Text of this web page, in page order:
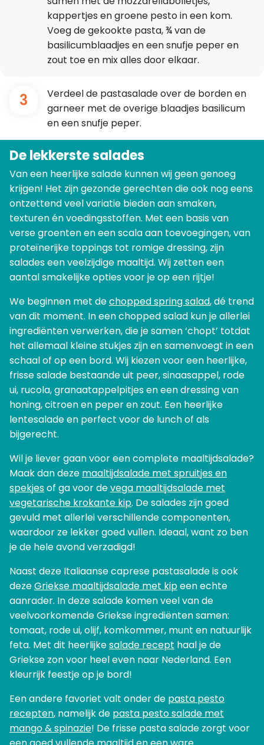
kappertjes en groene pesto in een kom.
Voeg de gekookte pasta, ¾ van de
basilicumblaadjes en een snufje peper en
zout toe en mix alles door elkaar.
3
Verdeel de pastasalade over de borden en
garneer met de overige blaadjes basilicum
en een snufje peper.
De lekkerste salades
Van een heerlijke salade kunnen wij geen genoeg
krijgen! Het zijn gezonde gerechten die ook nog eens
ontzettend veel variatie bieden aan smaken,
texturen én voedingsstoffen. Met een basis van
verse groenten en een scala aan toevoegingen, van
proteïnerijke toppings tot romige dressing, zijn
salades een veelzijdige maaltijd. Wij zetten een
aantal smakelijke opties voor je op een rijtje!
We beginnen met dechopped spring salad, dé trend
van dit moment. In een chopped salad kun je allerlei
ingrediënten verwerken, die je samen ‘chopt’ totdat
het allemaal kleine stukjes zijn en samenvoegt in een
schaal of op een bord. Wij kiezen voor een heerlijke,
frisse salade bestaande uit peer, sinaasappel, rode
ui, rucola, granaatappelpitjes en een dressing van
honing, citroen en peper en zout. Een heerlijke
lentesalade en perfect voor de lunch of als
bijgerecht.
Wil je liever gaan voor een complete maaltijdsalade?
Maak dan deze maaltijdsalade met spruitjes en
spekjesof ga voor devega maaltijdsalade met
vegetarische krokante kip. De salades zijn goed
gevuld met allerlei verschillende componenten,
waardoor ze lekker goed vullen. Ideaal, want zo ben
je de hele avond verzadigd!
Naast deze Italiaanse caprese pastasalade is ook
dezeGriekse maaltijdsalade met kipeen echte
aanrader. In deze salade komen veel van de
veelvoorkomende Griekse ingrediënten samen:
tomaat, rode ui, olijf, komkommer, munt en natuurlijk
feta. Met dit heerlijkesalade recept haal je de
Griekse zon voor heel even naar Nederland. Een
kleurrijk feestje op je bord!
Een andere favoriet valt onder de pasta pesto
recepten, namelijk de pasta pesto salade met
mango & spinazie! De frisse pasta salade zorgt voor